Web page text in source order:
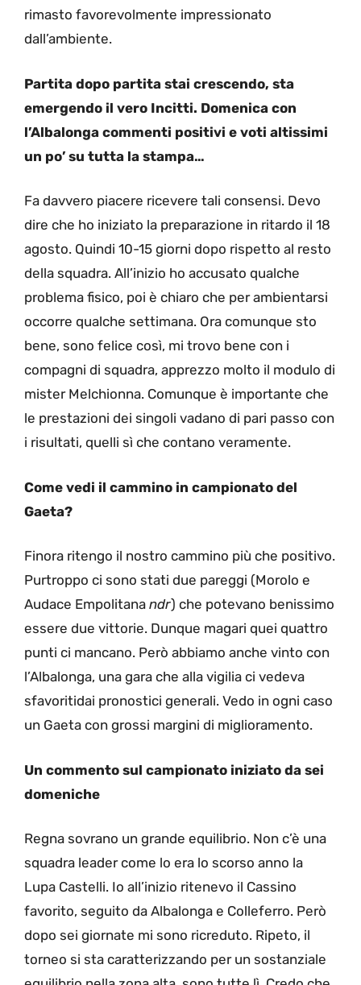
rimasto favorevolmente impressionato
dall’ambiente.
Partita dopo partita stai crescendo, sta
emergendo il vero Incitti. Domenica con
l’Albalonga commenti positivi e voti altissimi
un po’ su tutta la stampa…
Fa davvero piacere ricevere tali consensi. Devo
dire che ho iniziato la preparazione in ritardo il 18
agosto. Quindi 10-15 giorni dopo rispetto al resto
della squadra. All’inizio ho accusato qualche
problema fisico, poi è chiaro che per ambientarsi
occorre qualche settimana. Ora comunque sto
bene, sono felice così, mi trovo bene con i
compagni di squadra, apprezzo molto il modulo di
mister Melchionna. Comunque è importante che
le prestazioni dei singoli vadano di pari passo con
i risultati, quelli sì che contano veramente.
Come vedi il cammino in campionato del
Gaeta?
Finora ritengo il nostro cammino più che positivo.
Purtroppo ci sono stati due pareggi (Morolo e
Audace Empolitana ndr) che potevano benissimo
essere due vittorie. Dunque magari quei quattro
punti ci mancano. Però abbiamo anche vinto con
l’Albalonga, una gara che alla vigilia ci vedeva
sfavoritidai pronostici generali. Vedo in ogni caso
un Gaeta con grossi margini di miglioramento.
Un commento sul campionato iniziato da sei
domeniche
Regna sovrano un grande equilibrio. Non c’è una
squadra leader come lo era lo scorso anno la
Lupa Castelli. Io all’inizio ritenevo il Cassino
favorito, seguito da Albalonga e Colleferro. Però
dopo sei giornate mi sono ricreduto. Ripeto, il
torneo si sta caratterizzando per un sostanziale